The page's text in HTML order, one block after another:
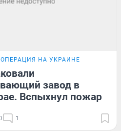
НА УКРАИНЕ
завод в
Вспыхнул пожар
1